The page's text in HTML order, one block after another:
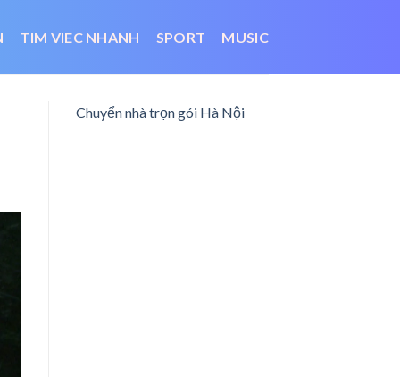
TIM VIEC NHANH SPORT MUSIC
Chuyển nhà trọn gói Hà Nội